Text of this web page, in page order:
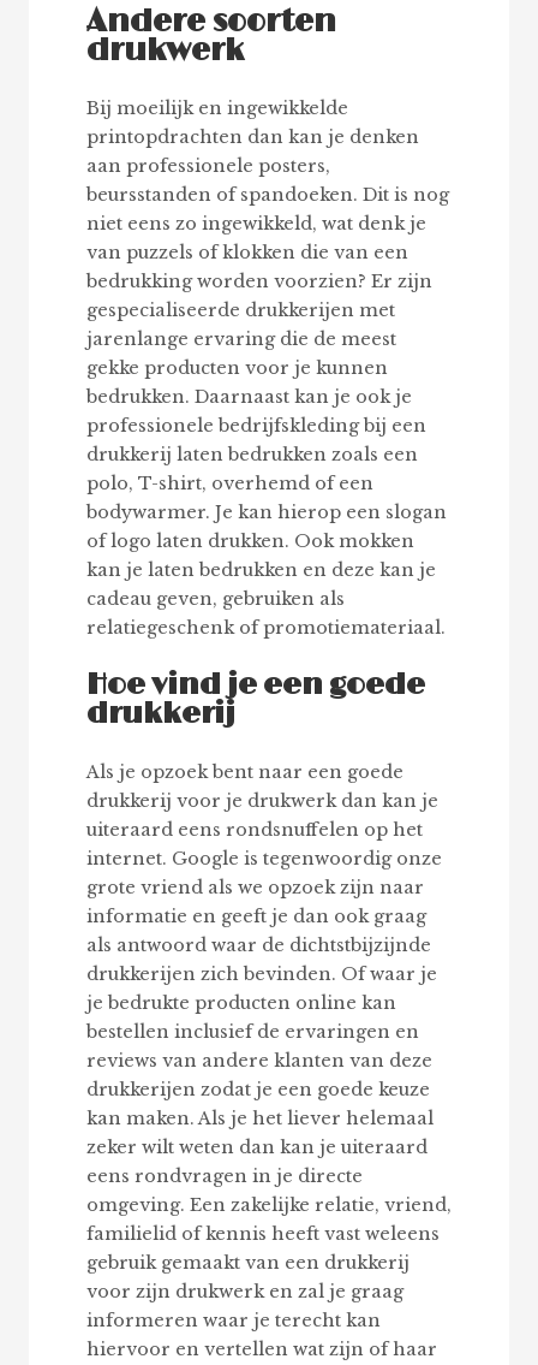
Andere soorten
drukwerk
Bij moeilijk en ingewikkelde
printopdrachten dan kan je denken
aan professionele posters,
beursstanden of spandoeken. Dit is nog
niet eens zo ingewikkeld, wat denk je
van puzzels of klokken die van een
bedrukking worden voorzien? Er zijn
gespecialiseerde drukkerijen met
jarenlange ervaring die de meest
gekke producten voor je kunnen
bedrukken. Daarnaast kan je ook je
professionele bedrijfskleding bij een
drukkerij laten bedrukken zoals een
polo, T-shirt, overhemd of een
bodywarmer. Je kan hierop een slogan
of logo laten drukken. Ook mokken
kan je laten bedrukken en deze kan je
cadeau geven, gebruiken als
relatiegeschenk of promotiemateriaal.
Hoe vind je een goede
drukkerij
Als je opzoek bent naar een goede
drukkerij voor je drukwerk dan kan je
uiteraard eens rondsnuffelen op het
internet. Google is tegenwoordig onze
grote vriend als we opzoek zijn naar
informatie en geeft je dan ook graag
als antwoord waar de dichtstbijzijnde
drukkerijen zich bevinden. Of waar je
je bedrukte producten online kan
bestellen inclusief de ervaringen en
reviews van andere klanten van deze
drukkerijen zodat je een goede keuze
kan maken. Als je het liever helemaal
zeker wilt weten dan kan je uiteraard
eens rondvragen in je directe
omgeving. Een zakelijke relatie, vriend,
familielid of kennis heeft vast weleens
gebruik gemaakt van een drukkerij
voor zijn drukwerk en zal je graag
informeren waar je terecht kan
hiervoor en vertellen wat zijn of haar